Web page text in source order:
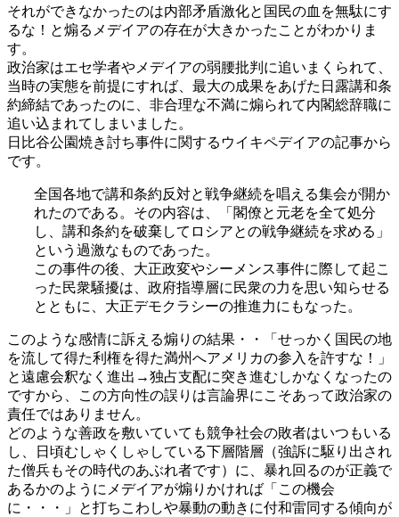
それができなかったのは内部矛盾激化と国民の血を無駄にす
るな！と煽るメデイアの存在が大きかったことがわかりま
す。
政治家はエセ学者やメデイアの弱腰批判に追いまくられて、
当時の実態を前提にすれば、最大の成果をあげた日露講和条
約締結であったのに、非合理な不満に煽られて内閣総辞職に
追い込まれてしまいました。
日比谷公園焼き討ち事件に関するウイキペデイアの記事から
です。
全国各地で講和条約反対と戦争継続を唱える集会が開か
れたのである。その内容は、「閣僚と元老を全て処分
し、講和条約を破棄してロシアとの戦争継続を求める」
という過激なものであった。
この事件の後、大正政変やシーメンス事件に際して起こ
った民衆騒擾は、政府指導層に民衆の力を思い知らせる
とともに、大正デモクラシーの推進力にもなった。
このような感情に訴える煽りの結果・・「せっかく国民の地
を流して得た利権を得た満州へアメリカの参入を許すな！」
と遠慮会釈なく進出→独占支配に突き進むしかなくなったの
ですから、この方向性の誤りは言論界にこそあって政治家の
責任ではありません。
どのような善政を敷いていても競争社会の敗者はいつもいる
し、日頃むしゃくしゃしている下層階層（強訴に駆り出され
た僧兵もその時代のあぶれ者です）に、暴れ回るのが正義で
あるかのようにメデイアが煽りかければ「この機会
に・・・」と打ちこわしや暴動の動きに付和雷同する傾向が